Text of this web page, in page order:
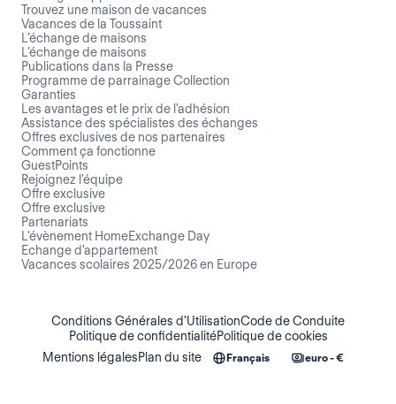
Trouvez une maison de vacances
Vacances de la Toussaint
L’échange de maisons
L’échange de maisons
Publications dans la Presse
Programme de parrainage Collection
Garanties
Les avantages et le prix de l'adhésion
Assistance des spécialistes des échanges
Offres exclusives de nos partenaires
Comment ça fonctionne
GuestPoints
Rejoignez l'équipe
Offre exclusive
Offre exclusive
Partenariats
L'évènement HomeExchange Day
Echange d'appartement
Vacances scolaires 2025/2026 en Europe
Conditions Générales d'UtilisationCode de Conduite
Politique de confidentialitéPolitique de cookies
Mentions légalesPlan du site Français euro - €